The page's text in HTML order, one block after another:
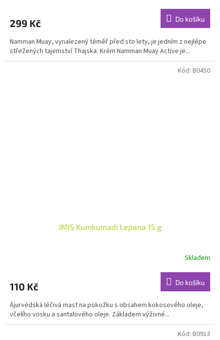
je
z
5
hvězdiček.
299 Kč Do košíku
Namman Muay, vynalezený téměř před sto lety, je jedním z nejlépe
střežených tajemství Thajska. Krém Namman Muay Active je...
IMIS Kumkumadi Lepana 15 g
je
z
5
hvězdiček.
Skladem
110 Kč Do košíku
Ájurvédská léčivá mast na pokožku s obsahem kokosového oleje,
včelího vosku a santalového oleje. Základem výživné...
Kód: B0450
Kód: B0913